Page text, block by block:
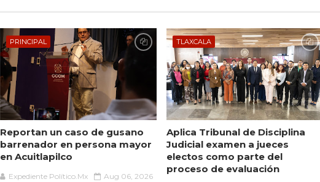
PRINCIPAL
Reportan un caso de gusano
barrenador en persona mayor
en Acuitlapilco
Expediente Político.Mx Aug 06, 2026
TLAXCALA
Aplica Tribunal de Disciplina
Judicial examen a jueces
electos como parte del
proceso de evaluación